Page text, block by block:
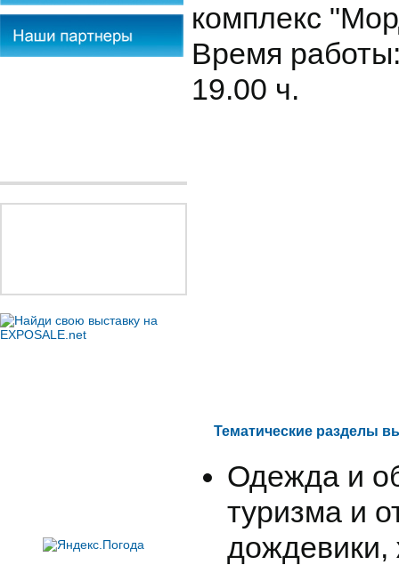
комплекс
Время
19.00 ч.
Тематические разделы
Одежда и
туризма и
дождевики,